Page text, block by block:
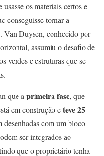
os materiais certos e
conseguisse tornar a
Van Duysen, conhecido por
assumiu o desafio de
verdes e estruturas que se
que a primeira fase, que
em construção eteve 25
com um bloco
ser integrados ao
que o proprietário tenha